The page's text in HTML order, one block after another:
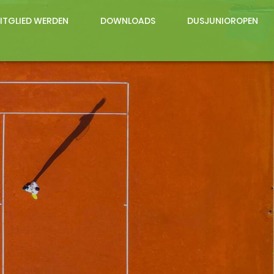
WERDEN DOWNLOADS DUSJUNIOROPEN